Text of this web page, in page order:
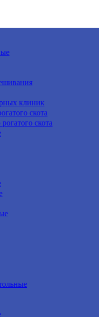
клиник
скота
скота